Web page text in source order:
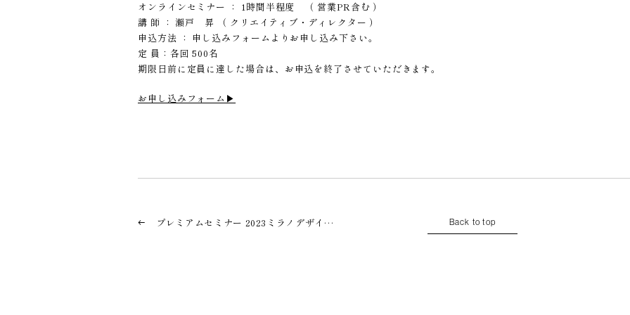
オンラインセミナー ： 1時間半程度 （ 営業PR含む ）
講 師 ： 瀨戸 昇 （ クリエイティブ・ディレクター ）
申込方法 ： 申し込みフォームよりお申し込み下さい。
定 員：各回 500名
期限日前に定員に達した場合は、お申込を終了させていただきます。
お申し込みフォーム▶︎
プレミアムセミナー 2023ミラノデザイ… Back to top